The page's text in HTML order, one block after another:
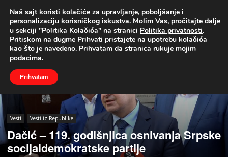
UŽIVO
Naslovna Vesti Vesti iz Republike
Vesti Vesti iz Republike
Dačić – 119. godišnjica osnivanja Srpske
socijaldemokratske partije
Naš sajt koristi kolačiće za upravljanje, poboljšanje i
personalizaciju korisničkog iskustva. Molim Vas, pročitajte dalje
u sekciji "Politika Kolačića" na stranici Politika privatnosti.
Pritiskom na dugme Prihvati pristajete na upotrebu kolačića
kao što je navedeno. Prihvatam da stranica rukuje mojim
podacima.
Prihvatam